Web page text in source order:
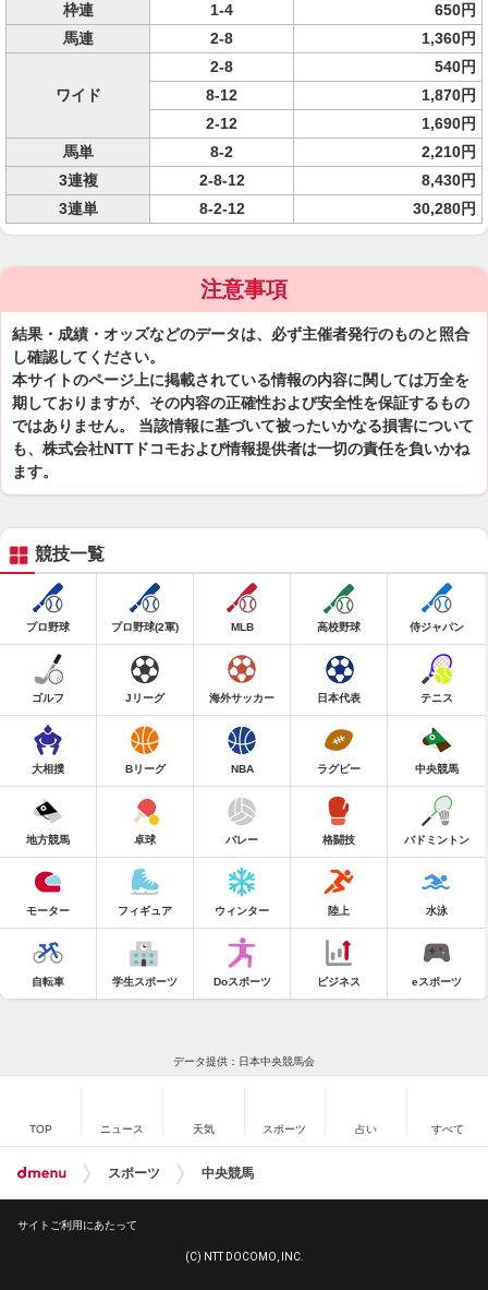
枠連
1-4
650円
馬連
2-8 1,360円
ワイド
2-8
540円
8-12
1,870円
2-12
1,690円
馬単
8-2
2,210円
3連複
2-8-12
8,430円
3連単
8-2-12 30,280円
注意事項
結果・成績・オッズなどのデータは、必ず主催者発行のものと照合
し確認してください。
本サイトのページ上に掲載されている情報の内容に関しては万全を
期しておりますが、その内容の正確性および安全性を保証するもの
ではありません。 当該情報に基づいて被ったいかなる損害について
も、株式会社NTTドコモおよび情報提供者は一切の責任を負いかね
ます。
競技一覧
プロ野球 プロ野球(2軍) MLB 高校野球 侍ジャパン
ゴルフ Jリーグ 海外サッカー 日本代表 テニス
大相撲 Bリーグ NBA ラグビー 中央競馬
地方競馬 卓球 バレー 格闘技 バドミントン
モーター フィギュア ウィンター 陸上 水泳
自転車 学生スポーツ Doスポーツ ビジネス eスポーツ
データ提供：日本中央競馬会
TOP ニュース 天気 スポーツ 占い すべて
スポーツ 中央競馬
サイトご利用にあたって
(C) NTT DOCOMO, INC.